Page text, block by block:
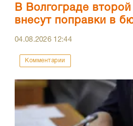
В Волгограде
внесут поправки в
04.08.2026 12:44
Комментарии